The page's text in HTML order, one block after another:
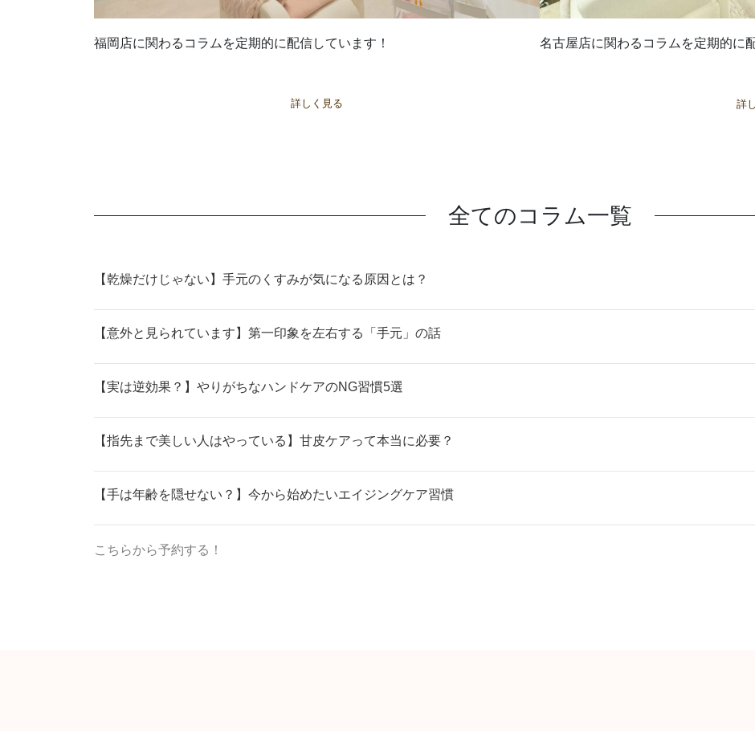
福岡店に関わるコラムを定期的に配信しています！
詳しく見る
名古屋店に関わるコラムを定期的に
詳
全てのコラム一覧
【乾燥だけじゃない】手元のくすみが気になる原因とは？
【意外と見られています】第一印象を左右する「手元」の話
【実は逆効果？】やりがちなハンドケアのNG習慣5選
【指先まで美しい人はやっている】甘皮ケアって本当に必要？
【手は年齢を隠せない？】今から始めたいエイジングケア習慣
こちらから予約する！